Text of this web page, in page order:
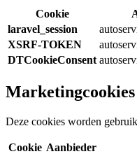
Cookie
laravel_session
XSRF-TOKEN
DTCookieConsent
Marketingcookies
Deze cookies worden
Cookie Aanbieder